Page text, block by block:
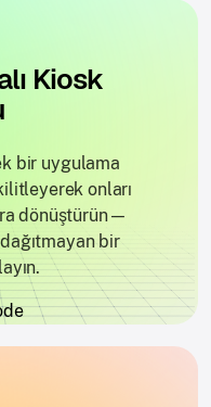
Kiosk
bir uygulama
onları
dönüştürün—
bir